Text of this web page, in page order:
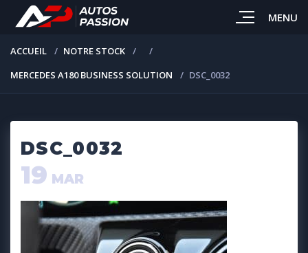
MENU
ACCUEIL
NOTRE STOCK
MERCEDES A180 BUSINESS SOLUTION
DSC_0032
DSC_0032
19 MAR